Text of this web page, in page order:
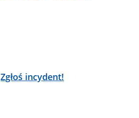
Zgłoś incydent!